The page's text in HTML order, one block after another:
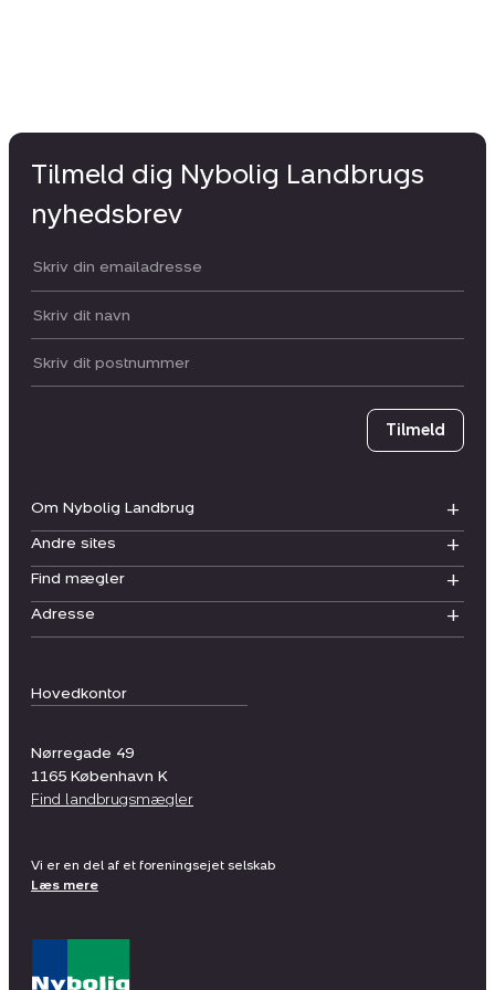
Hovedkontor
Nørregade 49
1165 København K
Find landbrugsmægler
Om Nybolig Landbrug
Andre sites
Find mægler
Adresse
Tilmeld dig Nybolig Landbrugs
nyhedsbrev
Din email:
Dit navn:
Postnummer
Tilmeld
Vi er en del af et foreningsejet selskab
Læs mere